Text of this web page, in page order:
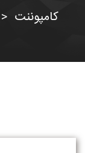
> کامپوننت